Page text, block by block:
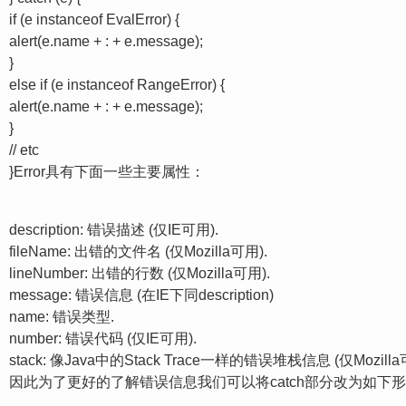
if (e instanceof EvalError) {
alert(e.name + : + e.message);
}
else if (e instanceof RangeError) {
alert(e.name + : + e.message);
}
// etc
}Error具有下面一些主要属性：
description: 错误描述 (仅IE可用).
fileName: 出错的文件名 (仅Mozilla可用).
lineNumber: 出错的行数 (仅Mozilla可用).
message: 错误信息 (在IE下同description)
name: 错误类型.
number: 错误代码 (仅IE可用).
stack: 像Java中的Stack Trace一样的错误堆栈信息 (仅Mozilla
因此为了更好的了解错误信息我们可以将catch部分改为如下形